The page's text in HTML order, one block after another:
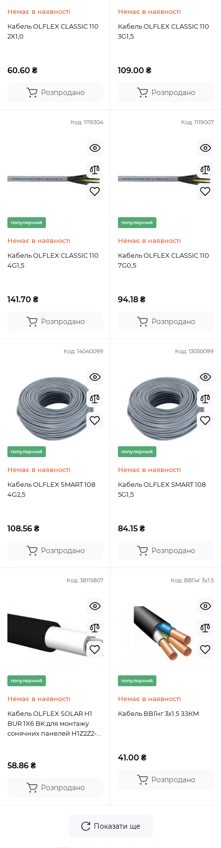
Немає в наявності
Кабель OLFLEX CLASSIC 110
2X1,0
60.60 ₴
Розпродано
Немає в наявності
Кабель OLFLEX CLASSIC 110
3G1,5
109.00 ₴
Розпродано
Код: 1119304
популярний
Немає в наявності
Кабель OLFLEX CLASSIC 110
4G1,5
141.70 ₴
Розпродано
Код: 1119007
популярний
Немає в наявності
Кабель OLFLEX CLASSIC 110
7G0,5
94.18 ₴
Розпродано
Код: 14040099
популярний
Немає в наявності
Кабель OLFLEX SMART 108
4G2,5
108.56 ₴
Розпродано
Код: 13050099
популярний
Немає в наявності
Кабель OLFLEX SMART 108
5G1,5
84.15 ₴
Розпродано
Код: 38115807
популярний
Немає в наявності
Кабель OLFLEX SOLAR H1
BUR 1X6 BK для монтажу
сонячних панелей H1Z2Z2-K
58.86 ₴
Розпродано
Код: ВВГнг 3x1.5
популярний
Немає в наявності
Кабель ВВГнг 3x1.5 ЗЗКМ
41.00 ₴
Розпродано
Показати ще